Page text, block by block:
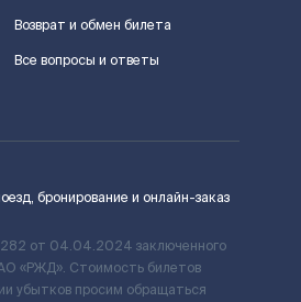
Возврат и обмен билета
Все вопросы и ответы
бронирование и онлайн-заказ
от 04.04.2024 заключенного
«РЖД». Стоимость билетов
убытков просим обращаться